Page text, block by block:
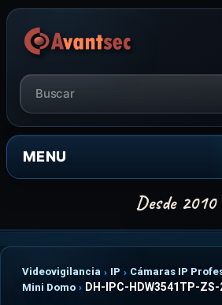
MENU
Videovigilancia IP Cámaras IP
Mini Domo
DH-IPC-HDW3541TP-